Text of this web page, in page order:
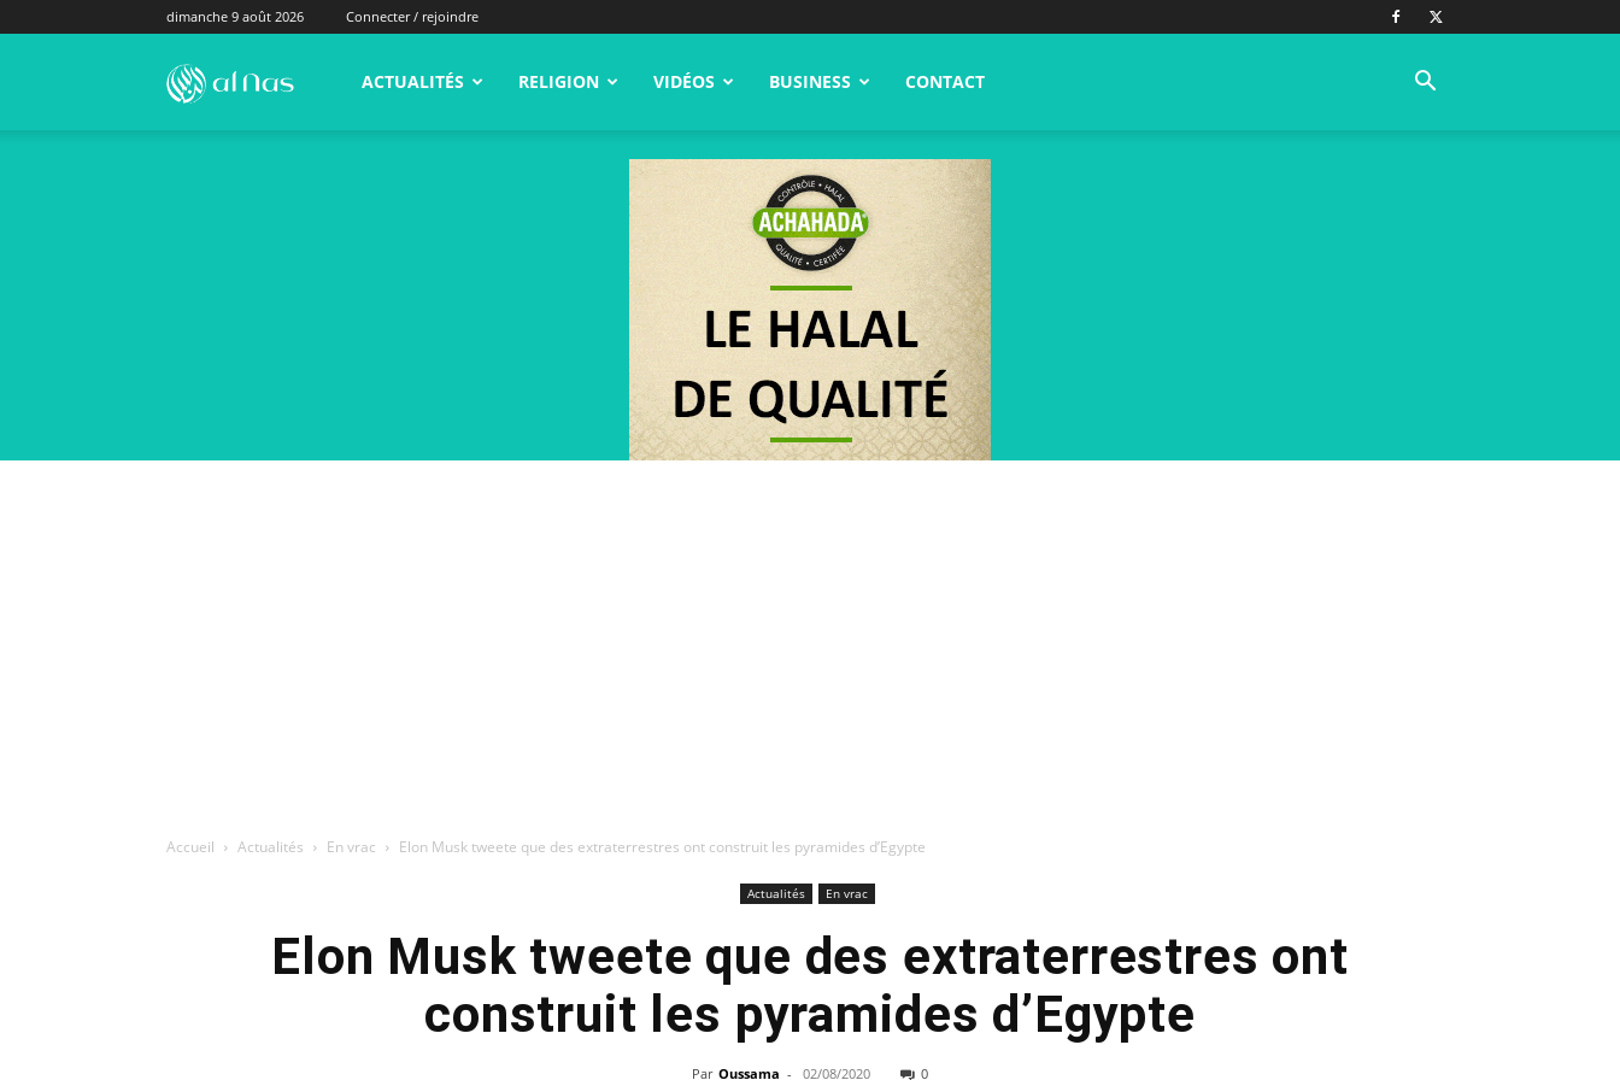
dimanche 9 août 2026 Connecter / rejoindre
alNas.fr ACTUALITÉS RELIGION VIDÉOS BUSINESS CONTACT
Accueil Actualités En vrac Elon Musk tweete que des extraterrestres ont construit les pyramides d’Egypte
Actualités En vrac
Elon Musk tweete que des extraterrestres ont
construit les pyramides d’Egypte
Par Oussama - 02/08/2020 0